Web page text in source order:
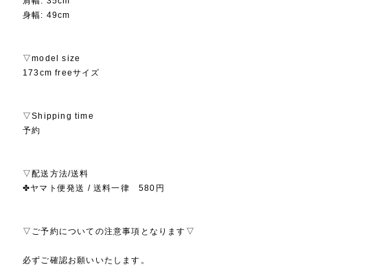
身幅: 49cm
▽model size
173cm freeサイズ
▽Shipping time
予約
▽配送方法/送料
✤ヤマト便発送 / 送料一律 580円
▽ご予約についての注意事項となります▽
必ずご確認お願いいたします。